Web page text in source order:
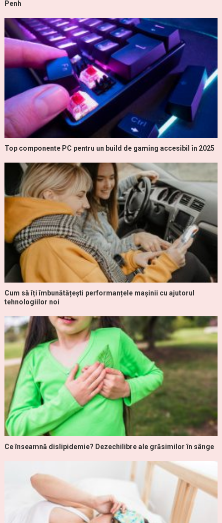
Penh
Top componente PC pentru un build de gaming accesibil în 2025
Cum să îți îmbunătățești performanțele mașinii cu ajutorul
tehnologiilor noi
Ce înseamnă dislipidemie? Dezechilibre ale grăsimilor în sânge